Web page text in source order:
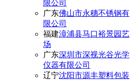
限公司
广东佛山市永穗不锈钢有
限公司
福建漳浦县马口裕景园艺
场
广东深圳市深视光谷光学
仪器有限公司
辽宁沈阳市源丰塑料包装